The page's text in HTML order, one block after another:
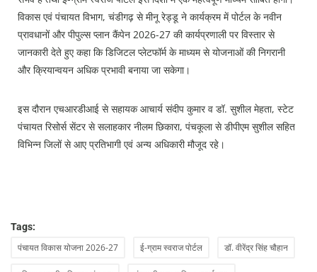
विकास एवं पंचायत विभाग, चंडीगढ़ से मीनू रेड्डू ने कार्यक्रम में पोर्टल के नवीन
प्रावधानों और पीपुल्स प्लान कैंपेन 2026-27 की कार्यप्रणाली पर विस्तार से
जानकारी देते हुए कहा कि डिजिटल प्लेटफॉर्म के माध्यम से योजनाओं की निगरानी
और क्रियान्वयन अधिक प्रभावी बनाया जा सकेगा।
इस दौरान एचआरडीआई से सहायक आचार्य संदीप कुमार व डॉ. सुशील मेहता, स्टेट
पंचायत रिसोर्स सेंटर से सलाहकार नीलम छिकारा, पंचकूला से डीपीएम सुशील सहित
विभिन्न जिलों से आए प्रतिभागी एवं अन्य अधिकारी मौजूद रहे।
Tags:
पंचायत विकास योजना 2026-27 ई-ग्राम स्वराज पोर्टल डॉ. वीरेंद्र सिंह चौहान